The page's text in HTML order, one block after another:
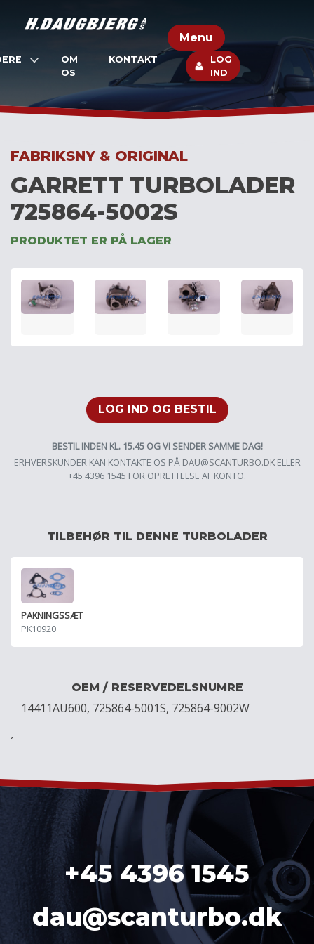
Menu
OM
OS
KONTAKT
LOG
IND
FABRIKSNY & ORIGINAL
GARRETT TURBOLADER
725864-5002S
PRODUKTET ER PÅ LAGER
LOG IND OG BESTIL
BESTIL INDEN KL. 15.45 OG VI SENDER SAMME DAG!
ERHVERSKUNDER KAN KONTAKTE OS PÅ DAU@SCANTURBO.DKELLER
+45 4396 1545 FOR OPRETTELSE AF KONTO.
TILBEHØR TIL DENNE TURBOLADER
PAKNINGSSÆT
PK10920
OEM / RESERVEDELSNUMRE
14411AU600, 725864-5001S, 725864-9002W
´
+45 4396 1545
dau@scanturbo.dk